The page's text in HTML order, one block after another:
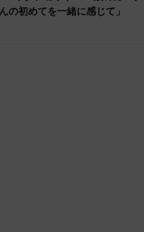
初めてを一緒に感じて」